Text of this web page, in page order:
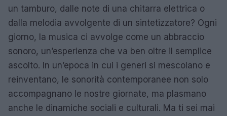
un tamburo, dalle note di una chitarra elettrica o
dalla melodia avvolgente di un sintetizzatore? Ogni
giorno, la musica ci avvolge come un abbraccio
sonoro, un’esperienza che va ben oltre il semplice
ascolto. In un’epoca in cui i generi si mescolano e
reinventano, le sonorità contemporanee non solo
accompagnano le nostre giornate, ma plasmano
anche le dinamiche sociali e culturali. Ma ti sei mai